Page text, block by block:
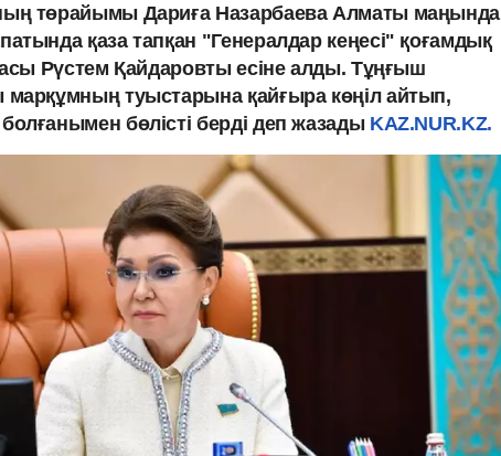
төрайымы Дариға Назарбаева Алматы маңында
қаза тапқан "Генералдар кеңесі" қоғамдық
Рүстем Қайдаровты есіне алды. Тұңғыш
марқұмның туыстарына қайғыра көңіл айтып,
бөлісті берді деп жазады KAZ.NUR.KZ.